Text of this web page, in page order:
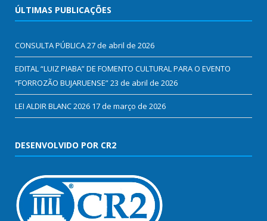
ÚLTIMAS PUBLICAÇÕES
CONSULTA PÚBLICA27 de abril de 2026
EDITAL “LUIZ PIABA” DE FOMENTO CULTURAL PARA O EVENTO
“FORROZÃO BUJARUENSE”23 de abril de 2026
LEI ALDIR BLANC 2026 17 de março de 2026
DESENVOLVIDO POR CR2